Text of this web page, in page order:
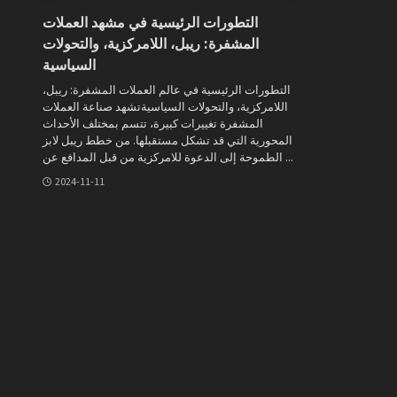
التطورات الرئيسية في مشهد العملات
المشفرة: ريبل، اللامركزية، والتحولات
السياسية
التطورات الرئيسية في عالم العملات المشفرة: ريبل،
اللامركزية، والتحولات السياسيةتشهد صناعة العملات
المشفرة تغييرات كبيرة، تتسم بمختلف الأحداث
المحورية التي قد تشكل مستقبلها. من خطط ريبل لابز
الطموحة إلى الدعوة للامركزية من قبل المدافع عن ...
2024-11-11